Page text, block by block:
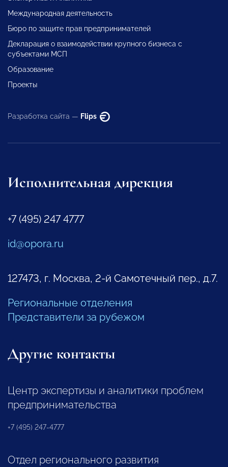
Международная деятельность
Бюро по защите прав предпринимателей
Декларация о взаимодействии крупного бизнеса с
субъектами МСП
Образование
Проекты
Разработка сайта — Flips
Исполнительная дирекция
+7 (495) 247 4777
id@opora.ru
127473, г. Москва, 2-й Самотечный пер., д.7.
Региональные отделения
Представители за рубежом
Другие контакты
Центр экспертизы и аналитики проблем
предпринимательства
+7 (495) 247-4777
Отдел регионального развития